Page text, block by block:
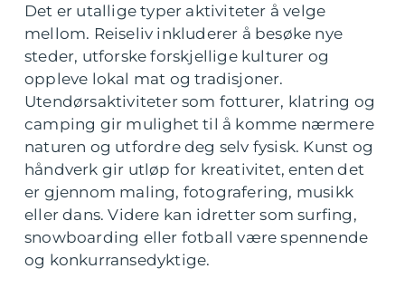
Det er utallige typer aktiviteter å velge
mellom. Reiseliv inkluderer å besøke nye
steder, utforske forskjellige kulturer og
oppleve lokal mat og tradisjoner.
Utendørsaktiviteter som fotturer, klatring og
camping gir mulighet til å komme nærmere
naturen og utfordre deg selv fysisk. Kunst og
håndverk gir utløp for kreativitet, enten det
er gjennom maling, fotografering, musikk
eller dans. Videre kan idretter som surfing,
snowboarding eller fotball være spennende
og konkurransedyktige.